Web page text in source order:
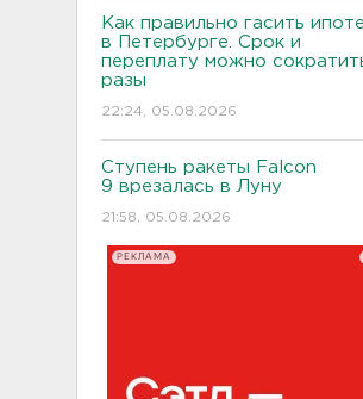
Как правильно гасить
в Петербурге. Срок и
переплату можно
разы
22:24, 05.08.2026
Ступень ракеты Falcon
9 врезалась в Луну
21:58, 05.08.2026
РЕКЛАМА